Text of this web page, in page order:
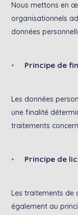
Nous mettons en
organisationnels
données
Principe de
Les données
une finalité
traitements
Principe de
Les traitements de
également au